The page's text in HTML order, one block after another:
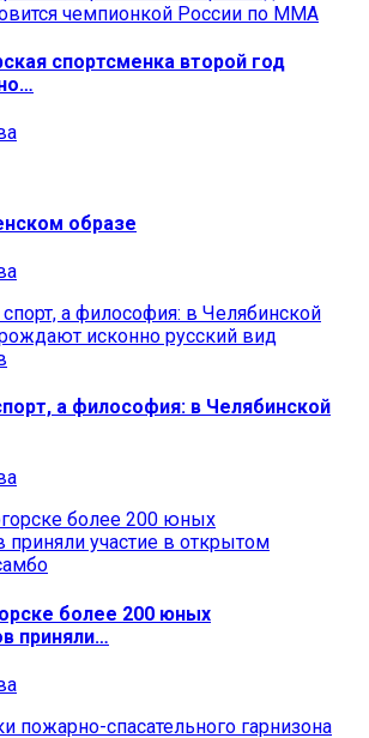
спортсменка второй год
образе
а философия: в Челябинской
более 200 юных
приняли…